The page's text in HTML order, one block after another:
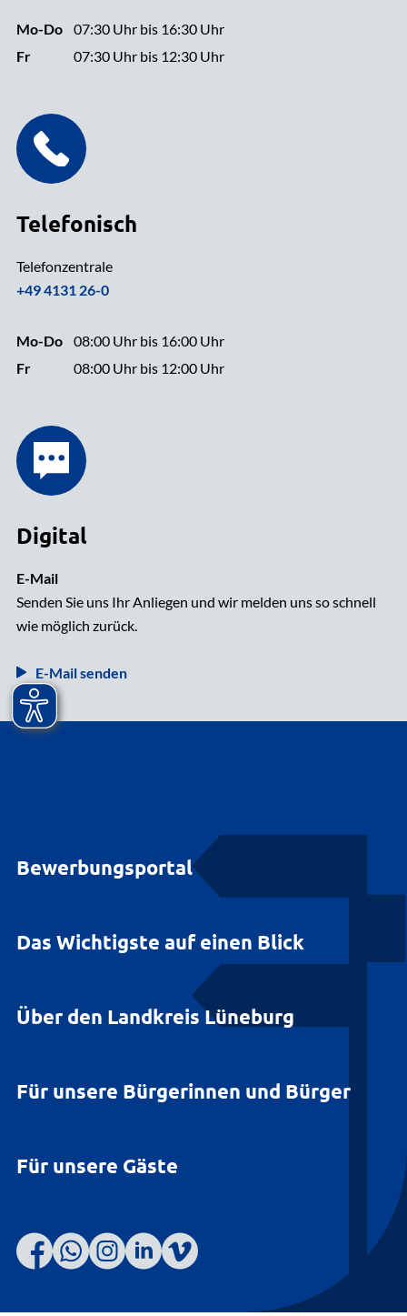
Mo-Do
Fr
07:30 Uhr bis 16:30 Uhr
07:30 Uhr bis 12:30 Uhr
Telefonisch
Telefonzentrale
+49 4131 26-0
Mo-Do
Fr
08:00 Uhr bis 16:00 Uhr
08:00 Uhr bis 12:00 Uhr
Digital
E-Mail
Senden Sie uns Ihr Anliegen und wir melden uns so schnell
wie möglich zurück.
E-Mail senden
Bewerbungsportal
Das Wichtigste auf einen Blick
Über den Landkreis Lüneburg
Für unsere Bürgerinnen und Bürger
Für unsere Gäste